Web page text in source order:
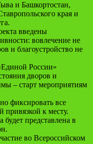
и Башкортостан,
края и
введены
вовлечение не
и благоустройство не
России»
дворов и
– старт мероприятиям
фиксировать все
к месту.
представлена в
во Всероссийском